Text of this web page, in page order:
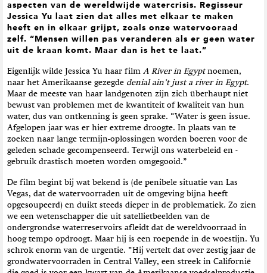
o
o
f
d
n
v
i
g
a
t
i
e
f
d
i
n
h
u
d
o
e
t
t
e
s
t
aspecten van de wereldwijde watercrisis. Regisseur
Jessica Yu laat zien dat alles met elkaar te maken
heeft en in elkaar grijpt, zoals onze watervooraad
zelf. “Mensen willen pas veranderen als er geen water
uit de kraan komt. Maar dan is het te laat.”
Eigenlijk wilde Jessica Yu haar film A River in Egyptnoemen,
naar het Amerikaanse gezegde denial ain’t just a river in Egypt.
Maar de meeste van haar landgenoten zijn zich überhaupt niet
bewust van problemen met de kwantiteit of kwaliteit van hun
water, dus van ontkenning is geen sprake. “Water is geen issue.
Afgelopen jaar was er hier extreme droogte. In plaats van te
zoeken naar lange termijn-oplossingen worden boeren voor de
geleden schade gecompenseerd. Terwijl ons waterbeleid en -
gebruik drastisch moeten worden omgegooid.”
De film begint bij wat bekend is (de penibele situatie van Las
Vegas, dat de watervoorraden uit de omgeving bijna heeft
opgesoupeerd) en duikt steeds dieper in de problematiek. Zo zien
we een wetenschapper die uit satellietbeelden van de
ondergrondse waterreservoirs afleidt dat de wereldvoorraad in
hoog tempo opdroogt. Maar hij is een roepende in de woestijn. Yu
schrok enorm van de urgentie. “Hij vertelt dat over zestig jaar de
grondwatervoorraden in Central Valley, een streek in Californië